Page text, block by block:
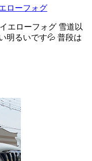
ローフォグ
エローフォグ 雪道以
明るいです💦 普段は